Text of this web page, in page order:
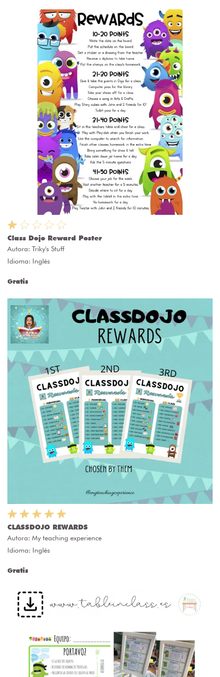
Class Dojo Reward Poster
Autora: Triky's Stuff
Idioma: Inglés
Gratis
CLASSDOJO REWARDS
Autora: My teaching experience
Idioma: Inglés
Gratis